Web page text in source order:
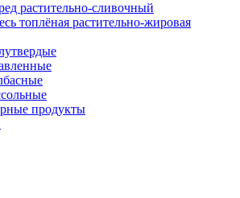
растительно-сливочный
топлёная растительно-жировая
продукты